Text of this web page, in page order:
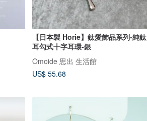
【日本製 Horie】鈦愛飾品系列-純鈦
耳勾式十字耳環-銀
Omoide 思出 生活館
US$ 55.68